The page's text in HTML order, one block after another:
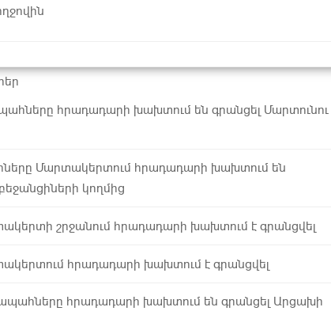
հրադադարի խախտում են գրանցել Մարտունու
Մարտակերտում հրադադարի խախտում են
կողմից
շրջանում հրադադարի խախտում է գրանցվել
հրադադարի խախտում է գրանցվել
հրադադարի խախտում են գրանցել Արցախի